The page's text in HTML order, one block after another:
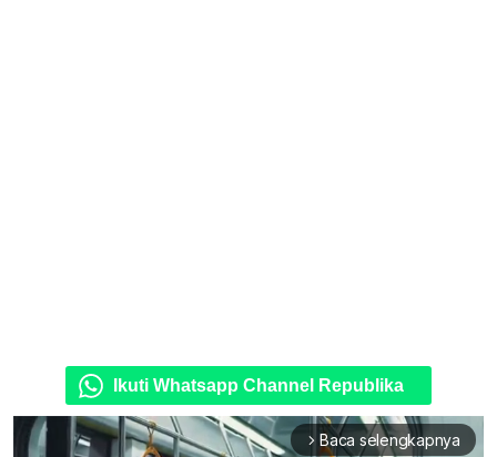
Ikuti Whatsapp Channel Republika
arrow_forward_ios Baca selengkapnya